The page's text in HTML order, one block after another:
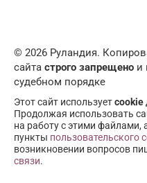
© 2026 Руландия.
сайта строго запрещено и
судебном порядке
Этот сайт используетcookie
Продолжая использовать
на работу с этими файлами,
пункты пользовательского
возникновении вопросов
связи.